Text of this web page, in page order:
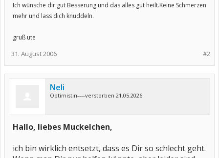
Ich wünsche dir gut Besserung und das alles gut heilt.Keine Schmerzen
mehr und lass dich knuddeln.
gruß ute
#2
31. August 2006
Neli
Optimistin----verstorben 21.05.2026
Hallo, liebes Muckelchen,
ich bin wirklich entsetzt, dass es Dir so schlecht geht.